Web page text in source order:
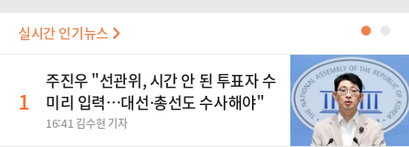
실시간 인기뉴스 ●
1
주진우 "선관위, 시간 안 된 투표자 수
미리 입력…대선·총선도 수사해야"
16:41 김수현 기자